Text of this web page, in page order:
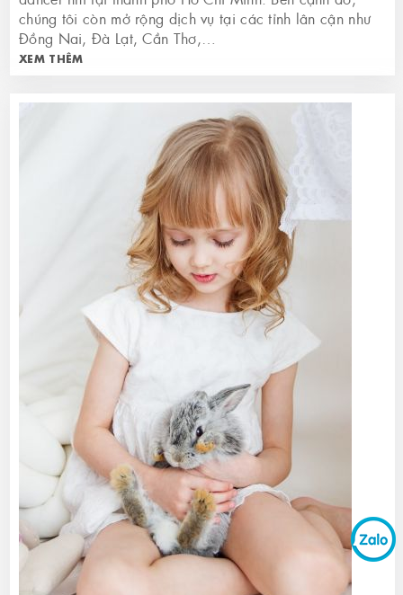
chúng tôi còn mở rộng dịch vụ tại các tỉnh lân cận như
Đồng Nai, Đà Lạt, Cần Thơ,…
XEM THÊM